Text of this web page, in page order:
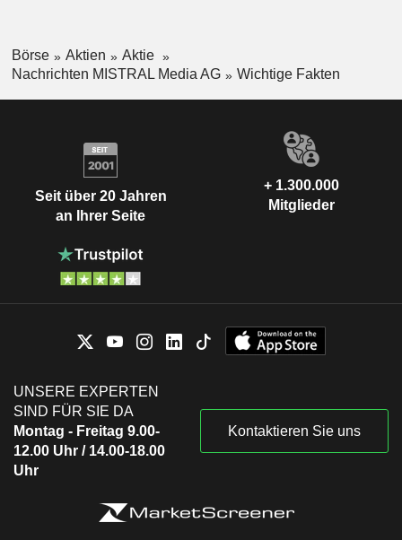
Börse Aktien
Aktie
Nachrichten MISTRAL Media AG
Wichtige Fakten
Seit über 20 Jahren
an Ihrer Seite
+ 1.300.000
Mitglieder
UNSERE EXPERTEN
SIND FÜR SIE DA
Montag - Freitag 9.00-
12.00 Uhr / 14.00-18.00
Uhr
Kontaktieren Sie uns